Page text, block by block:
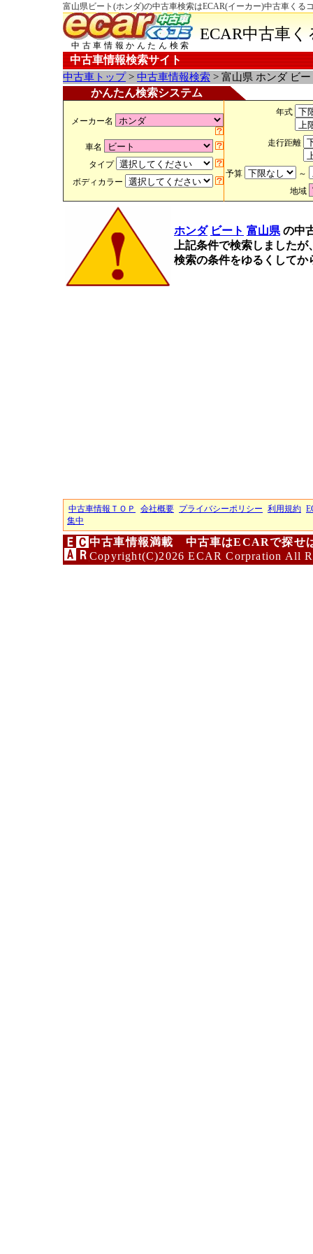
富山県ビート(ホンダ)の中古車検索はECAR(イーカー)中古車くる
中古車情報かんたん検索
ECAR中古車
中古車情報検索サイト
中古車トップ> 中古車情報検索 > 富山県 ホンダ ビ
かんたん検索システム
メーカー名
車名
タイプ
ボディカラー
年式
走行距離
予算
～
地域
ホンダ ビート 富山県 の中
上記条件で検索しました
検索の条件をゆるくして
中古車情報ＴＯＰ 会社概要 プライバシーポリシー 利用規約
集中
中古車情報満載 中古車はECARで探せ
Copyright(C)2026 ECAR Corpration All